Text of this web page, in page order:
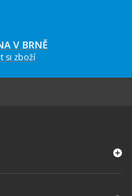
V BRNĚ
si zboží